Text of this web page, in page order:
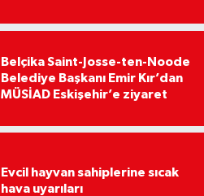
Belçika Saint-Josse-ten-Noode
Belediye Başkanı Emir Kır’dan
MÜSİAD Eskişehir’e ziyaret
Evcil hayvan sahiplerine sıcak
hava uyarıları